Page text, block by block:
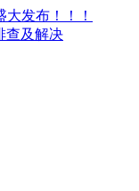
发布！！！
查及解决